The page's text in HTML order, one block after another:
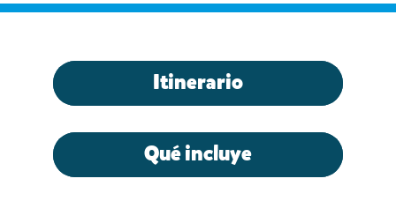
Itinerario
Qué incluye